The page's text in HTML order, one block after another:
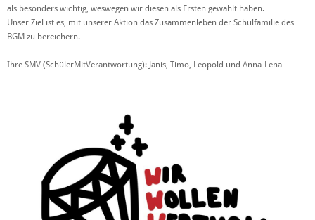
als besonders wichtig, weswegen wir diesen als Ersten gewählt haben.
Unser Ziel ist es, mit unserer Aktion das Zusammenleben der Schulfamilie des
BGM zu bereichern.
Ihre SMV (SchülerMitVerantwortung): Janis, Timo, Leopold und Anna-Lena